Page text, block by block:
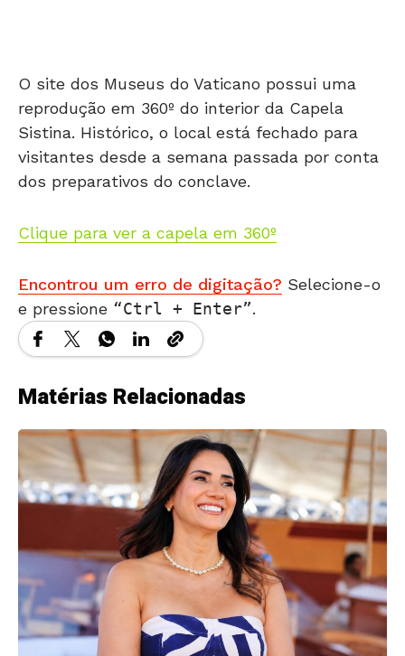
reprodução em 360º do interior da Capela
Sistina. Histórico, o local está fechado para
visitantes desde a semana passada por conta
dos preparativos do conclave.
e pressione Ctrl + Enter .
Matérias Relacionadas